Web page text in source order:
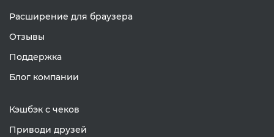
Расширение для браузера
Отзывы
Поддержка
Блог компании
Кэшбэк с чеков
Приводи друзей